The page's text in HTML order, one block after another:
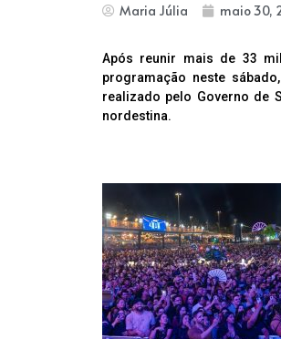
Maria Júlia maio 30,
Após reunir mais de 33
programação neste
realizado pelo Governo de
nordestina.